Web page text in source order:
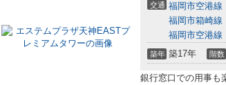
交通 福岡市空港線
福岡市箱崎線
福岡市空港線
築年 築17年 階数
銀行窓口での用事も